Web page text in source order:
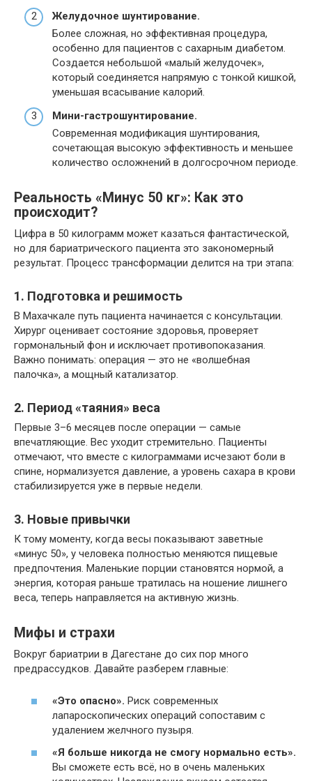
Желудочное шунтирование.
Более сложная, но эффективная процедура,
особенно для пациентов с сахарным диабетом.
Создается небольшой «малый желудочек»,
который соединяется напрямую с тонкой кишкой,
уменьшая всасывание калорий.
Мини-гастрошунтирование.
Современная модификация шунтирования,
сочетающая высокую эффективность и меньшее
количество осложнений в долгосрочном периоде.
Реальность «Минус 50 кг»: Как это
происходит?
Цифра в 50 килограмм может казаться фантастической,
но для бариатрического пациента это закономерный
результат. Процесс трансформации делится на три этапа:
1. Подготовка и решимость
В Махачкале путь пациента начинается с консультации.
Хирург оценивает состояние здоровья, проверяет
гормональный фон и исключает противопоказания.
Важно понимать: операция — это не «волшебная
палочка», а мощный катализатор.
2. Период «таяния» веса
Первые 3–6 месяцев после операции — самые
впечатляющие. Вес уходит стремительно. Пациенты
отмечают, что вместе с килограммами исчезают боли в
спине, нормализуется давление, а уровень сахара в крови
стабилизируется уже в первые недели.
3. Новые привычки
К тому моменту, когда весы показывают заветные
«минус 50», у человека полностью меняются пищевые
предпочтения. Маленькие порции становятся нормой, а
энергия, которая раньше тратилась на ношение лишнего
веса, теперь направляется на активную жизнь.
Мифы и страхи
Вокруг бариатрии в Дагестане до сих пор много
предрассудков. Давайте разберем главные:
«Это опасно». Риск современных
лапароскопических операций сопоставим с
удалением желчного пузыря.
«Я больше никогда не смогу нормально есть».
Вы сможете есть всё, но в очень маленьких